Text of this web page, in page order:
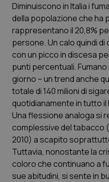
Edizioni Regionali
QS Pro
Professionisti
Abruzzo
Basilicata
Calabria
Campania
QS Pro Gold
Artrite & artrosi
Asma & BPCO
Car-T
QS Club Newsletter
Diminuiscono in Italia i
della popolazione che ha
rappresentano il 20,8%
persone. Un calo quindi
con un picco in discesa
punti percentuali.
giorno – un trend anche
totale di 140 milioni di
quotidianamente in tutto il
Una flessione analoga si
complessive del tabacco
2010) a scapito
Tuttavia, nonostante la
coloro che continuano a
sue abitudini, si sente in